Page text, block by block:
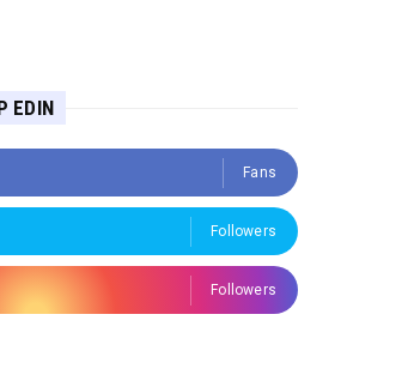
EDIN
Fans
Followers
Followers